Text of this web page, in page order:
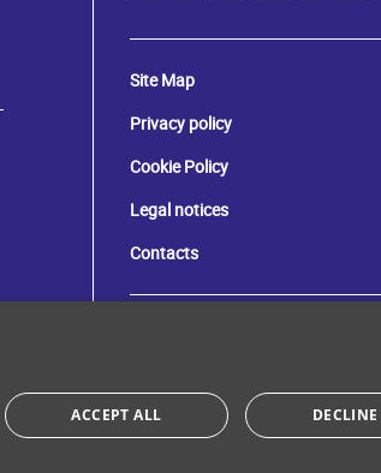
Site Map
Privacy policy
Cookie Policy
Legal notices
Contacts
Donate your "5 per mille"!
ACCEPT ALL